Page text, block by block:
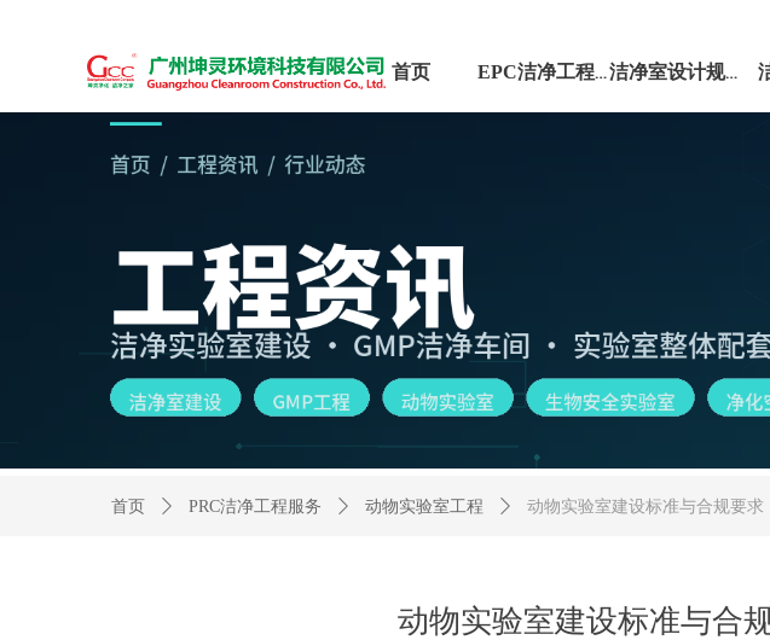
首页 EPC洁净工程服务 洁净室设计规范
动物实验室建设标准与合
首页 ꄲ PRC洁净工程服务 ꄲ 动物实验室工程 ꄲ 动物实验室建设标准与合规要求